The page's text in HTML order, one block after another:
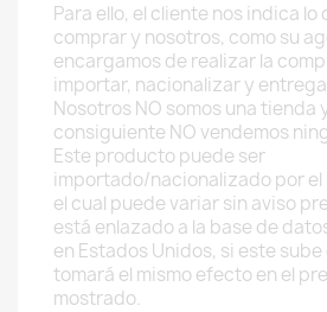
Para ello, el cliente nos indica lo
comprar y nosotros, como su
encargamos de realizar la
importar, nacionalizar y
Nosotros NO somos una tienda
consiguiente NO vendemos
Este producto puede ser
importado/nacionalizado por
el cual puede variar sin aviso
está enlazado a la base de
en Estados Unidos, si este
tomará el mismo efecto en el
mostrado.